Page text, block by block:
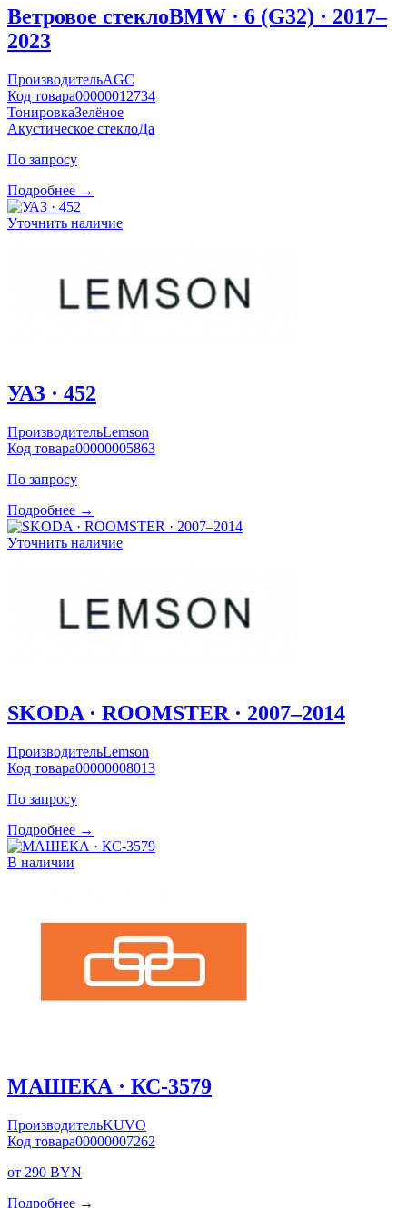
Ветровое стеклоBMW · 6 (G32) · 2017–
2023
ПроизводительAGC
Код товара00000012734
ТонировкаЗелёное
Акустическое стеклоДа
По запросу
Подробнее →
Уточнить наличие
УАЗ · 452
ПроизводительLemson
Код товара00000005863
По запросу
Подробнее →
Уточнить наличие
SKODA · ROOMSTER · 2007–2014
ПроизводительLemson
Код товара00000008013
По запросу
Подробнее →
В наличии
МАШЕКА · КС-3579
ПроизводительKUVO
Код товара00000007262
от 290 BYN
Подробнее →